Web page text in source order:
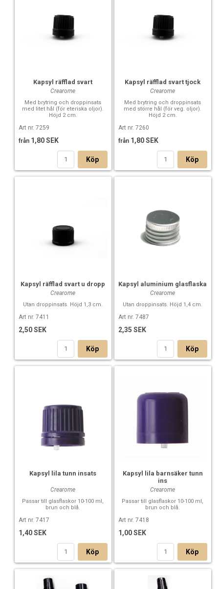
Kapsyl räfflad svart
Crearome
Med brytring och droppinsats
med litet hål (för eteriska oljor).
Höjd 2 cm.
Art nr. 7259
från 1,80 SEK
Köp
Kapsyl räfflad svart tjock
Crearome
Med brytring och droppinsats
med större hål (för veg. oljor).
Höjd 2 cm.
Art nr. 7260
från 1,80 SEK
Köp
Kapsyl räfflad svart u dropp
Crearome
Utan droppinsats. Höjd 1,3 cm.
Art nr. 7411
2,50 SEK
Köp
Kapsyl aluminium glasflaska
Crearome
Utan droppinsats. Höjd 1,4 cm.
Art nr. 7487
2,35 SEK
Köp
Kapsyl lila tunn insats
Crearome
Passar till glasflaskor 10-100 ml,
brun och blå.
Art nr. 7417
1,40 SEK
Köp
Kapsyl lila barnsäker tunn
ins
Crearome
Passar till glasflaskor 10-100 ml,
brun och blå.
Art nr. 7418
1,00 SEK
Köp